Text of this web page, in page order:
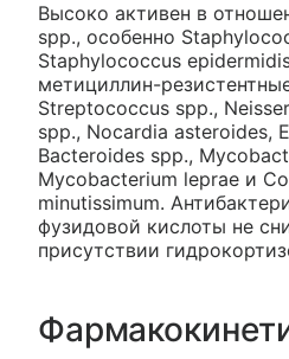
Высоко активен в
spp., особенно
Staphylococcus
метициллин-
Streptococcus spp.,
spp., Nocardia asteroides,
Bacteroides spp.,
Mycobacterium leprae и
minutissimum.
фузидовой кислоты не
присутствии